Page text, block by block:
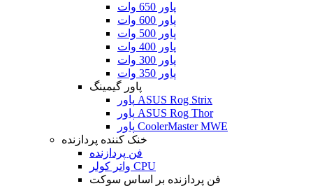
پاور 650 وات
پاور 600 وات
پاور 500 وات
پاور 400 وات
پاور 300 وات
پاور 350 وات
پاور گیمینگ
پاور ASUS Rog Strix
پاور ASUS Rog Thor
پاور CoolerMaster MWE
خنک کننده پردازنده
فن پردازنده
واتر کولر CPU
فن پردازنده بر اساس سوکت